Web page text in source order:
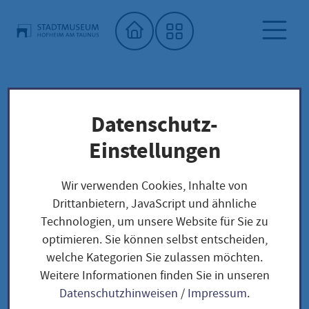
Startseite"
Stadtmuseum
Kalender Stadtmuseum Hofheim
Lunch Break - Expressführung: Friedensreich
Hundertwasser (1928–2000) – Friedensvertrag
mit der Natur
Lunch Break -
Datenschutz-
Einstellungen
Wir verwenden Cookies, Inhalte von
Drittanbietern, JavaScript und ähnliche
Technologien, um unsere Website für Sie zu
optimieren. Sie können selbst entscheiden,
welche Kategorien Sie zulassen möchten.
Weitere Informationen finden Sie in unseren
Datenschutzhinweisen / Impressum.